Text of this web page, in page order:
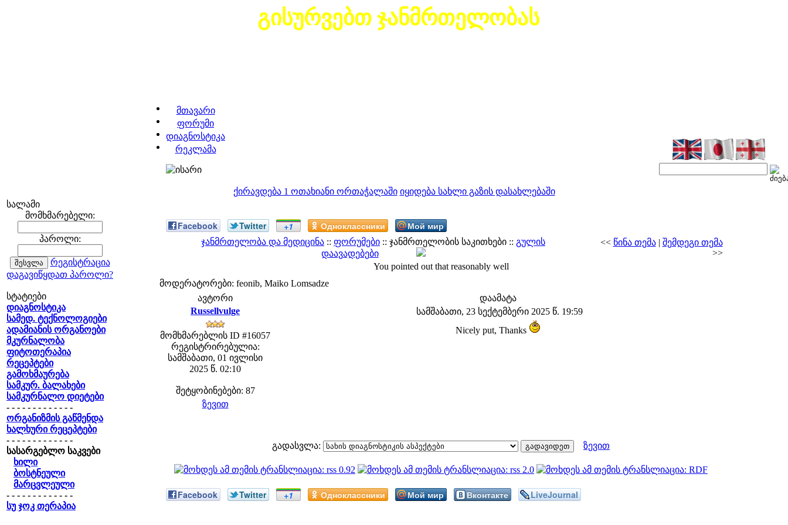
გისურვებთ ჯანმრთელობას
მთავარი
ფორუმი
დიაგნოსტიკა
რეკლამა
ქირავდება 1 ოთახიანი ორთაჭალაში იყიდება სახლი გაზის დასახლებაში
სალამი
მომხმარებელი:
პაროლი:
რეგისტრაცია
დაგავიწყდათ პაროლი?
სტატიები
დიაგნოსტიკა
სამედ. ტექნოლოგიები
ადამიანის ორგანოები
მკურნალობა
ფიტოთერაპია
რეცეპტები
გამოხმაურება
სამკურ. ბალახები
სამკურნალო დიეტები
- - - - - - - - - - - - -
ორგანიზმის გაწმენდა
ხალხური რეცეპტები
- - - - - - - - - - - - -
სასარგებლო საკვები
ხილი
ბოსტნეული
მარცვლეული
- - - - - - - - - - - - -
სუ ჯოკ თერაპია
Facebook Twitter +1 Одноклассники Мой мир
ჯანმრთელობა და მედიცინა :: ფორუმები :: ჯანმრთელობის საკითხები :: გულის
დაავადებები
<< წინა თემა| შემდეგი თემა
>>
You pointed out that reasonably well
მოდერატორები: feonib, Maiko Lomsadze
ავტორი
დაამატა
Russellvulge
სამშაბათი, 23 სექტემბერი 2025 წ. 19:59
მომხმარებლის ID #16057
რეგისტრირებულია:
სამშაბათი, 01 ივლისი
2025 წ. 02:10
შეტყობინებები: 87
Nicely put, Thanks
ზევით
გადასვლა: ზევით
Facebook Twitter +1 Одноклассники Мой мир Вконтакте LiveJournal